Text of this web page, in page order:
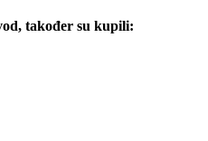
također su kupili: